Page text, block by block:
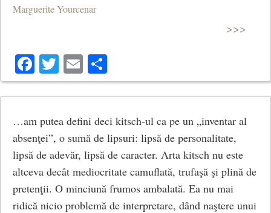
Marguerite Yourcenar
>>>
Facebook
Twitter
Email
…am putea defini deci kitsch-ul ca pe un „inventar al
absenţei”, o sumă de lipsuri: lipsă de personalitate,
lipsă de adevăr, lipsă de caracter. Arta kitsch nu este
altceva decât mediocritate camuflată, trufaşă şi plină de
pretenţii. O minciună frumos ambalată. Ea nu mai
ridică nicio problemă de interpretare, dând naştere unui